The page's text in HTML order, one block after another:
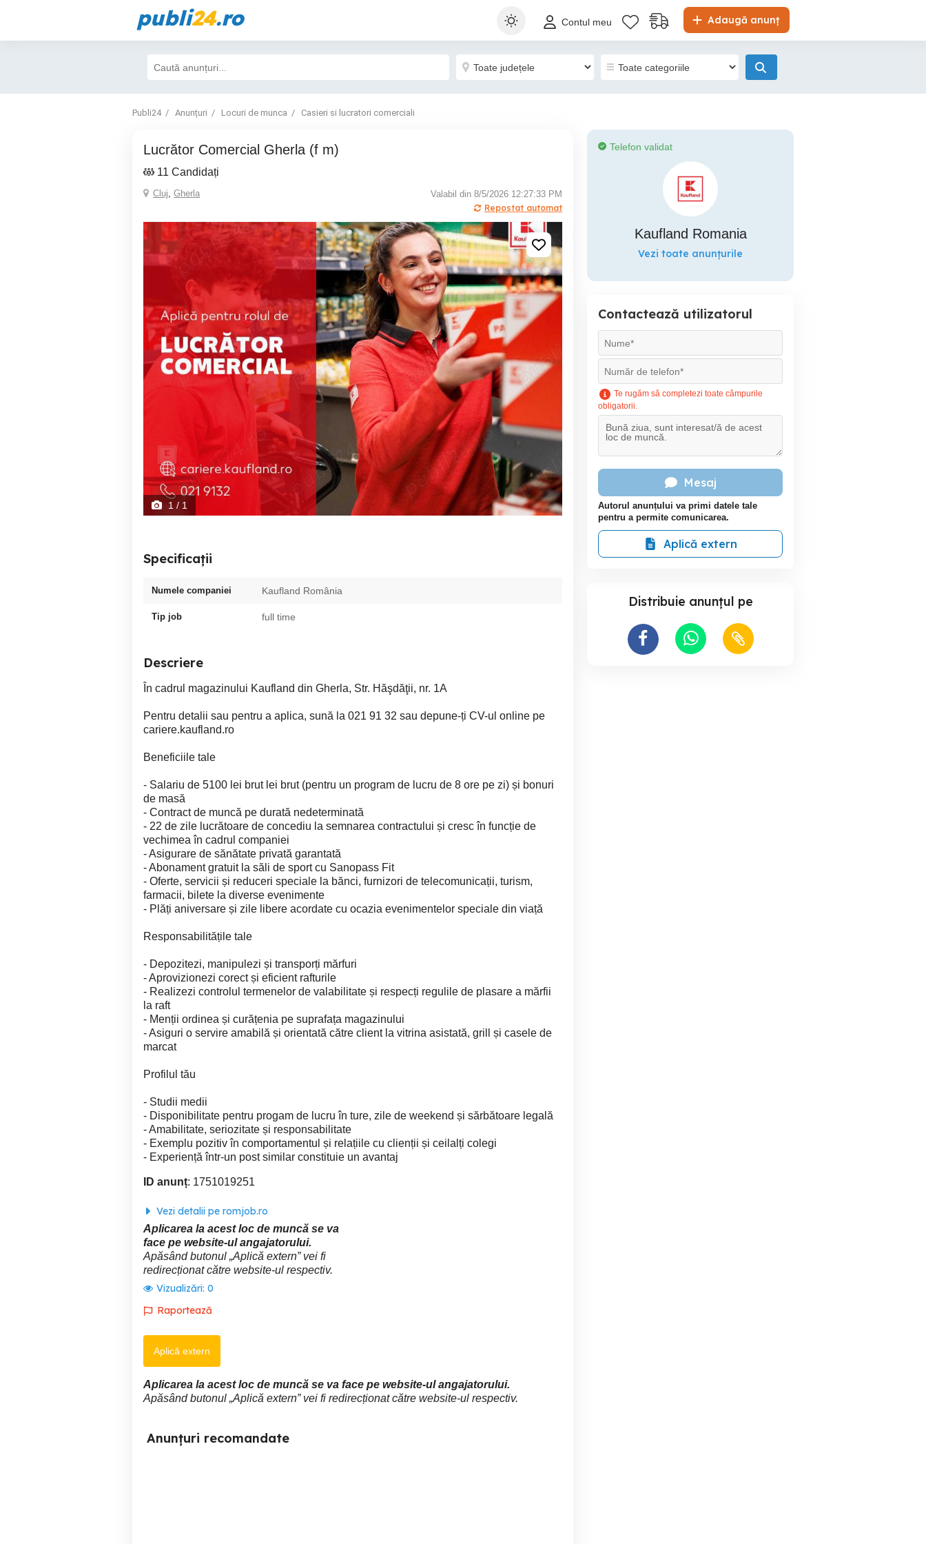
publi24.ro Adaugă anunț
Contul meu
Publi24 Anunțuri Locuri de munca Casieri si lucratori comerciali
Lucrător Comercial Gherla (f m)
11 Candidați
Cluj, Gherla
Valabil din 8/5/2026 12:27:33 PM
Repostat automat
1 / 1
Specificații
Numele companiei Kaufland România
Tip job full time
Descriere
În cadrul magazinului Kaufland din Gherla, Str. Hăşdăţii, nr. 1A
Pentru detalii sau pentru a aplica, sună la 021 91 32 sau depune-ți CV-ul online pe
cariere.kaufland.ro
Beneficiile tale
- Salariu de 5100 lei brut lei brut (pentru un program de lucru de 8 ore pe zi) și bonuri
de masă
- Contract de muncă pe durată nedeterminată
- 22 de zile lucrătoare de concediu la semnarea contractului și cresc în funcție de
vechimea în cadrul companiei
- Asigurare de sănătate privată garantată
- Abonament gratuit la săli de sport cu Sanopass Fit
- Oferte, servicii și reduceri speciale la bănci, furnizori de telecomunicații, turism,
farmacii, bilete la diverse evenimente
- Plăți aniversare și zile libere acordate cu ocazia evenimentelor speciale din viață
Responsabilitățile tale
- Depozitezi, manipulezi și transporți mărfuri
- Aprovizionezi corect și eficient rafturile
- Realizezi controlul termenelor de valabilitate și respecți regulile de plasare a mărfii
la raft
- Menții ordinea și curățenia pe suprafața magazinului
- Asiguri o servire amabilă și orientată către client la vitrina asistată, grill și casele de
marcat
Profilul tău
- Studii medii
- Disponibilitate pentru progam de lucru în ture, zile de weekend și sărbătoare legală
- Amabilitate, seriozitate și responsabilitate
- Exemplu pozitiv în comportamentul și relațiile cu clienții și ceilalți colegi
- Experiență într-un post similar constituie un avantaj
ID anunț: 1751019251
Vezi detalii pe romjob.ro
Aplicarea la acest loc de muncă se va
face pe website-ul angajatorului.
Apăsând butonul „Aplică extern” vei fi
redirecționat către website-ul respectiv.
Vizualizări: 0
Raportează
Aplică extern
Aplicarea la acest loc de muncă se va face pe website-ul angajatorului.
Apăsând butonul „Aplică extern” vei fi redirecționat către website-ul respectiv.
Anunțuri recomandate
Telefon validat
Kaufland Romania
Vezi toate anunțurile
Contactează utilizatorul
Te rugăm să completezi toate câmpurile
obligatorii.
Mesaj
Autorul anunțului va primi datele tale
pentru a permite comunicarea.
Aplică extern
Distribuie anunțul pe